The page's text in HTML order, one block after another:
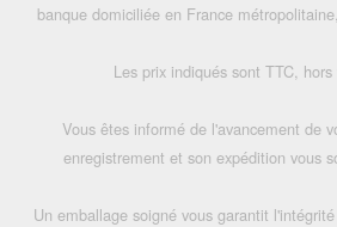
banque domiciliée en France
Les prix indiqués sont TTC, hors
Vous êtes informé de l'avancement de
enregistrement et son expédition vous
Un emballage soigné vous garantit